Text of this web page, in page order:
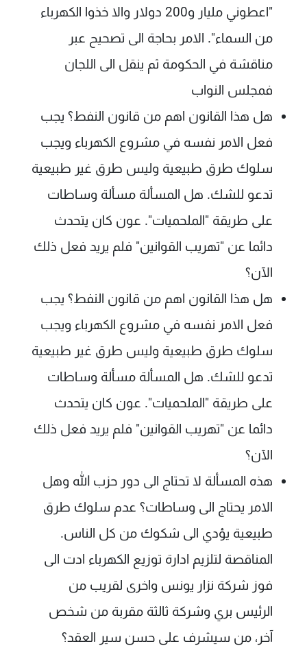
"اعطوني مليار و200 دولار والا خذوا الكهرباء
من السماء". الامر بحاجة الى تصحيح عبر
مناقشة في الحكومة ثم ينقل الى اللجان
فمجلس النواب
هل هذا القانون اهم من قانون النفط؟ يجب
فعل الامر نفسه في مشروع الكهرباء ويجب
سلوك طرق طبيعية وليس طرق غير طبيعية
تدعو للشك. هل المسألة مسألة وساطات
على طريقة "الملحميات". عون كان يتحدث
دائما عن "تهريب القوانين" فلم يريد فعل ذلك
الآن؟
هل هذا القانون اهم من قانون النفط؟ يجب
فعل الامر نفسه في مشروع الكهرباء ويجب
سلوك طرق طبيعية وليس طرق غير طبيعية
تدعو للشك. هل المسألة مسألة وساطات
على طريقة "الملحميات". عون كان يتحدث
دائما عن "تهريب القوانين" فلم يريد فعل ذلك
الآن؟
هذه المسألة لا تحتاج الى دور حزب الله وهل
الامر يحتاج الى وساطات؟ عدم سلوك طرق
طبيعية يؤدي الى شكوك من كل الناس.
المناقصة لتلزيم ادارة توزيع الكهرباء ادت الى
فوز شركة نزار يونس واخرى لقريب من
الرئيس بري وشركة ثالثة مقربة من شخص
آخر، من سيشرف على حسن سير العقد؟